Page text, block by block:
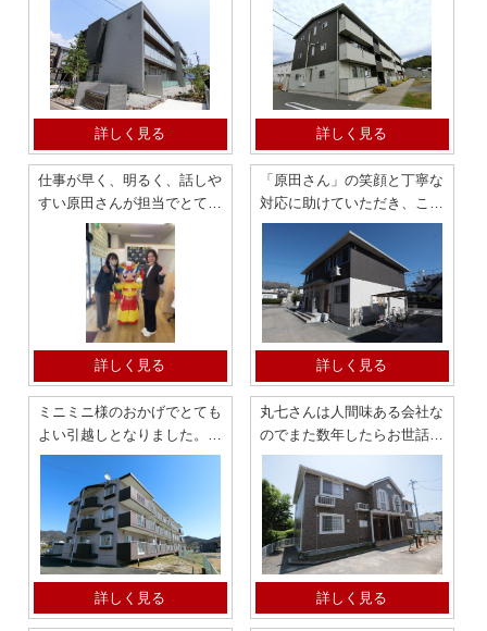
2LDK マンション
詳しく見る 詳しく見る
仕事が早く、明るく、話しや
すい原田さんが担当でとても
よかったです。蒲郡市 1LDK
詳しく見る
「原田さん」の笑顔と丁寧な
対応に助けていただき、こち
らで契約したい！と思いまし
た。蒲郡 2LDK
詳しく見る
ミニミニ様のおかげでとても
よい引越しとなりました。蒲
郡 2LDK マンション
詳しく見る
丸七さんは人間味ある会社な
のでまた数年したらお世話に
なると思います。 蒲郡
3LDK アパート
詳しく見る